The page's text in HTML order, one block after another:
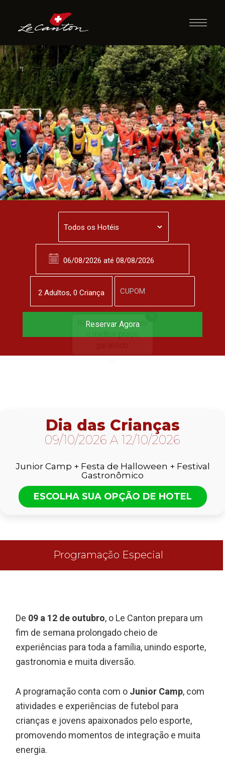
09 à 12/10 | DIA
DAS CRIANÇAS
Dia das Crianças
09/10/2026 A 12/10/2026
Junior Camp + Festa de Halloween + Festival
Gastronômico
ESCOLHA SUA OPÇÃO DE HOTEL
Programação Especial
De 09 a 12 de outubro, o Le Canton prepara um
fim de semana prolongado cheio de
experiências para toda a família, unindo esporte,
gastronomia e muita diversão.
A programação conta com o Junior Camp, com
atividades e experiências de futebol para
crianças e jovens apaixonados pelo esporte,
promovendo momentos de integração e muita
energia.
2 Adultos, 0 Criança
Reserve agora, com
Reservar Agora